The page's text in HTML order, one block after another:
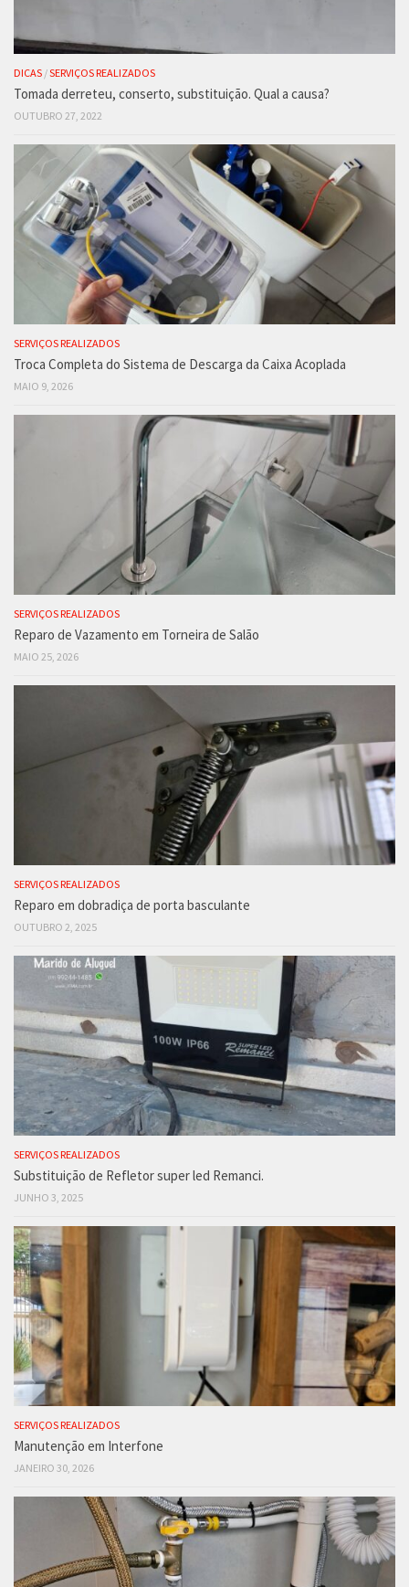
DICAS /SERVIÇOS REALIZADOS
Tomada derreteu, conserto, substituição. Qual a causa?
OUTUBRO 27, 2022
SERVIÇOS REALIZADOS
Troca Completa do Sistema de Descarga da Caixa Acoplada
MAIO 9, 2026
SERVIÇOS REALIZADOS
Reparo de Vazamento em Torneira de Salão
MAIO 25, 2026
SERVIÇOS REALIZADOS
Reparo em dobradiça de porta basculante
OUTUBRO 2, 2025
SERVIÇOS REALIZADOS
Substituição de Refletor super led Remanci.
JUNHO 3, 2025
SERVIÇOS REALIZADOS
Manutenção em Interfone
JANEIRO 30, 2026